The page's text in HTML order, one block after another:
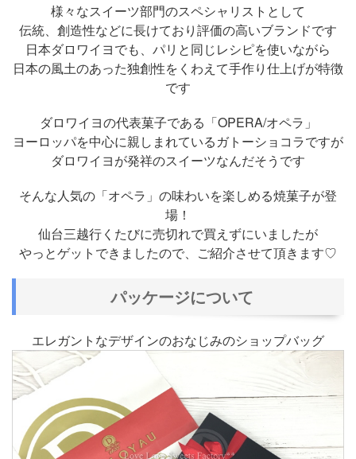
様々なスイーツ部門のスペシャリストとして
伝統、創造性などに長けており評価の高いブランドです
日本ダロワイヨでも、パリと同じレシピを使いながら
日本の風土のあった独創性をくわえて手作り仕上げが特徴
です
ダロワイヨの代表菓子である「OPERA/オペラ」
ヨーロッパを中心に親しまれているガトーショコラですが
ダロワイヨが発祥のスイーツなんだそうです
そんな人気の「オペラ」の味わいを楽しめる焼菓子が登
場！
仙台三越行くたびに売切れで買えずにいましたが
やっとゲットできましたので、ご紹介させて頂きます♡
パッケージについて
エレガントなデザインのおなじみのショップバッグ